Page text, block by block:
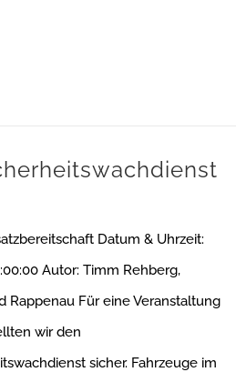
Datum & Uhrzeit:
Autor: Timm Rehberg,
Rappenau Für eine Veranstaltung
wir den
sicher. Fahrzeuge im